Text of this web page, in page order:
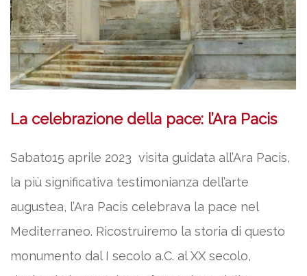
La celebrazione della pace: l’Ara Pacis
Sabato15 aprile 2023 visita guidata all’Ara Pacis,
la più significativa testimonianza dell’arte
augustea, l’Ara Pacis celebrava la pace nel
Mediterraneo. Ricostruiremo la storia di questo
monumento dal I secolo a.C. al XX secolo,